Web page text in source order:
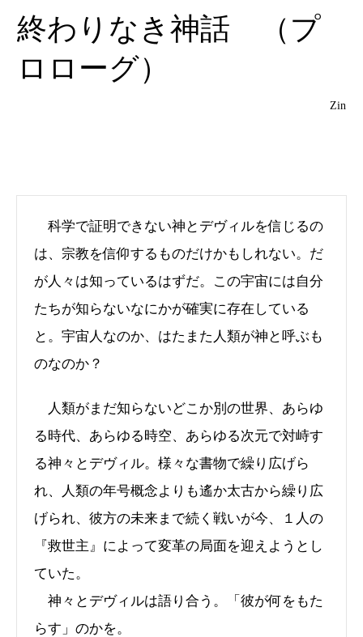
終わりなき神話 （プ
ロローグ）
Zin
科学で証明できない神とデヴィルを信じるの
は、宗教を信仰するものだけかもしれない。だ
が人々は知っているはずだ。この宇宙には自分
たちが知らないなにかが確実に存在している
と。宇宙人なのか、はたまた人類が神と呼ぶも
のなのか？
人類がまだ知らないどこか別の世界、あらゆ
る時代、あらゆる時空、あらゆる次元で対峙す
る神々とデヴィル。様々な書物で繰り広げら
れ、人類の年号概念よりも遙か太古から繰り広
げられ、彼方の未来まで続く戦いが今、１人の
『救世主』によって変革の局面を迎えようとし
ていた。
神々とデヴィルは語り合う。「彼が何をもた
らす」のかを。